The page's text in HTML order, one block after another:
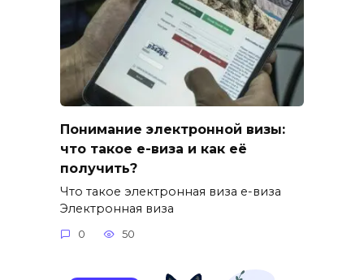
Понимание электронной визы:
что такое е-виза и как её
получить?
Что такое электронная виза е-виза
Электронная виза
0 50